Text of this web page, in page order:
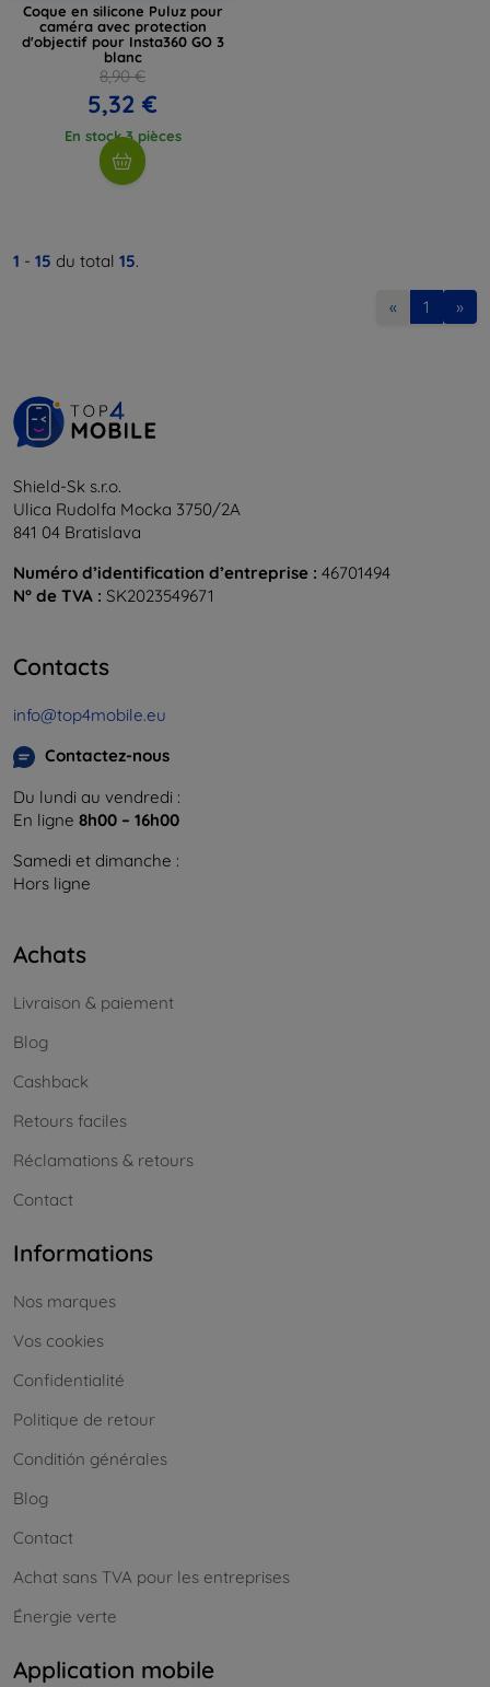
Coque en silicone Puluz pour
caméra avec protection
d'objectif pour Insta360 GO 3
blanc
8,90 €
5,32 €
En stock 3 pièces
1 - 15 du total 15.
« 1 »
Shield-Sk s.r.o.
Ulica Rudolfa Mocka 3750/2A
841 04 Bratislava
Numéro d’identification d’entreprise : 46701494
N° de TVA : SK2023549671
Contacts
info@top4mobile.eu
Contactez-nous
Du lundi au vendredi :
En ligne 8h00 – 16h00
Samedi et dimanche :
Hors ligne
Achats
Livraison & paiement
Blog
Cashback
Retours faciles
Réclamations & retours
Contact
Informations
Nos marques
Vos cookies
Confidentialité
Politique de retour
Conditión générales
Blog
Contact
Achat sans TVA pour les entreprises
Énergie verte
Application mobile